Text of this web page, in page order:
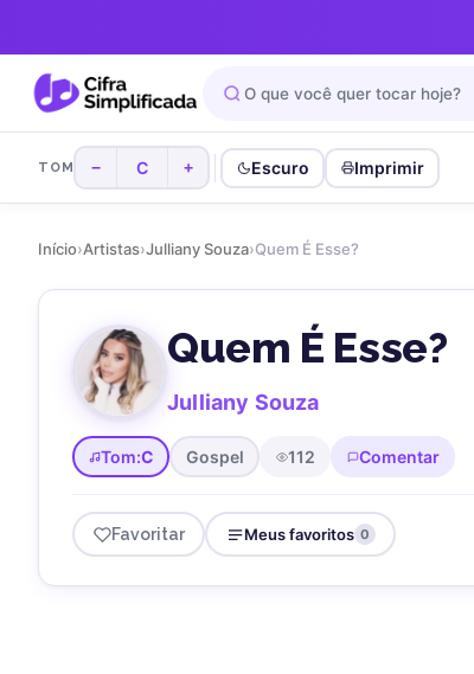
TOM − C + Escuro Imprimir
Início›Artistas›Julliany Souza›Quem É Esse?
Quem É Esse?
Julliany Souza
Tom:C Gospel 112 Comentar
Favoritar Meus favoritos 0